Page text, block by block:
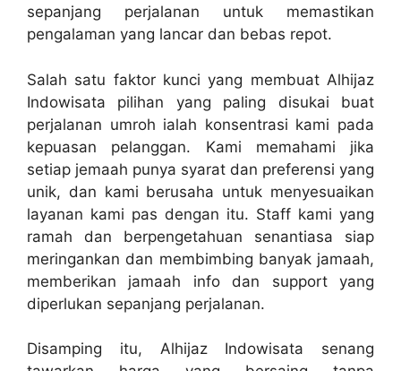
sepanjang perjalanan untuk memastikan
pengalaman yang lancar dan bebas repot.
Salah satu faktor kunci yang membuat Alhijaz
Indowisata pilihan yang paling disukai buat
perjalanan umroh ialah konsentrasi kami pada
kepuasan pelanggan. Kami memahami jika
setiap jemaah punya syarat dan preferensi yang
unik, dan kami berusaha untuk menyesuaikan
layanan kami pas dengan itu. Staff kami yang
ramah dan berpengetahuan senantiasa siap
meringankan dan membimbing banyak jamaah,
memberikan jamaah info dan support yang
diperlukan sepanjang perjalanan.
Disamping itu, Alhijaz Indowisata senang